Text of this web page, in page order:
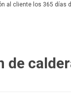
al cliente los 365 días
de